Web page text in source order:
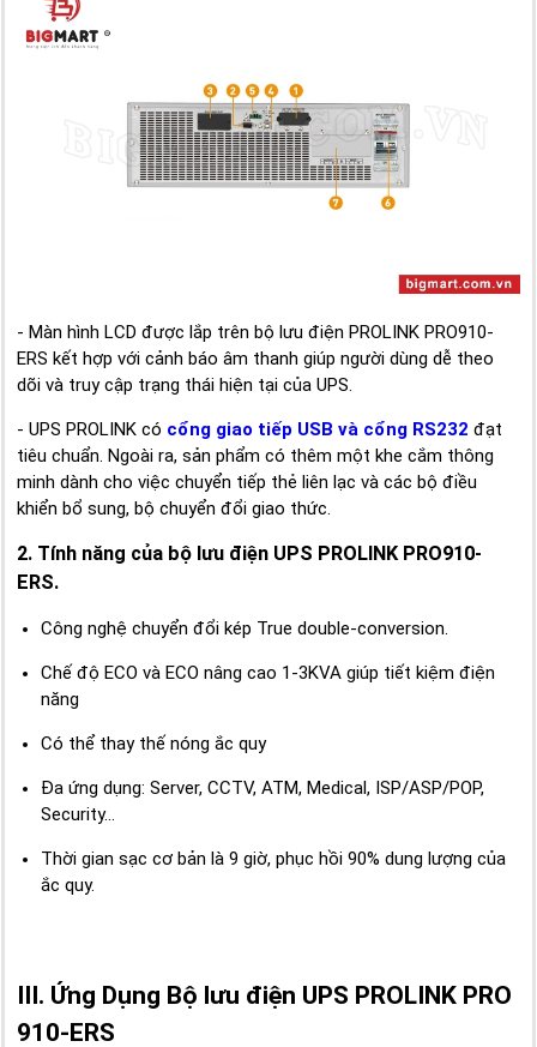
- Màn hình LCD được lắp trên bộ lưu điện PROLINK PRO910-
ERS kết hợp với cảnh báo âm thanh giúp người dùng dễ theo
dõi và truy cập trạng thái hiện tại của UPS.
- UPS PROLINK có cổng giao tiếp USB và cổng RS232 đạt
tiêu chuẩn. Ngoài ra, sản phẩm có thêm một khe cắm thông
minh dành cho việc chuyển tiếp thẻ liên lạc và các bộ điều
khiển bổ sung, bộ chuyển đổi giao thức.
2. Tính năng của bộ lưu điện UPS PROLINK PRO910-
ERS.
Công nghệ chuyển đổi kép True double-conversion.
Chế độ ECO và ECO nâng cao 1-3KVA giúp tiết kiệm điện
năng
Có thể thay thế nóng ắc quy
Đa ứng dụng: Server, CCTV, ATM, Medical, ISP/ASP/POP,
Security…
Thời gian sạc cơ bản là 9 giờ, phục hồi 90% dung lượng của
ắc quy.
III. Ứng Dụng Bộ lưu điện UPS PROLINK PRO
910-ERS